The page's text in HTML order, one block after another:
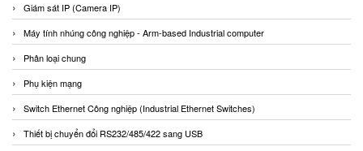
Giám sát IP (Camera IP)
Máy tính nhúng công nghiệp - Arm-based Industrial computer
Phân loại chung
Phụ kiện mạng
Switch Ethernet Công nghiệp (Industrial Ethernet Switches)
Thiết bị chuyển đổi RS232/485/422 sang USB